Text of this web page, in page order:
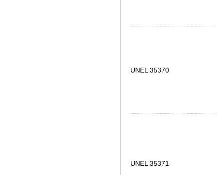
UNEL 35370
UNEL 35371